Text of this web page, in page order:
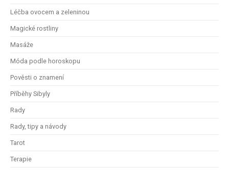
Léčba ovocem a zeleninou
Magické rostliny
Masáže
Móda podle horoskopu
Pověsti o znamení
Příběhy Sibyly
Rady
Rady, tipy a návody
Tarot
Terapie